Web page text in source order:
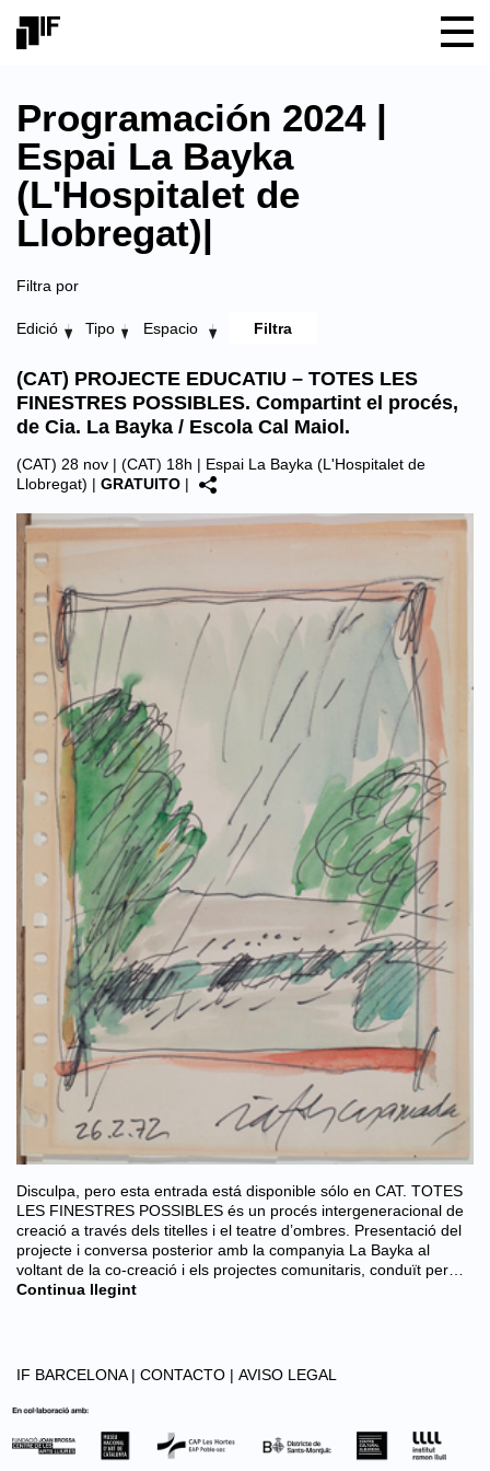
Programación 2024 |
Espai La Bayka
(L'Hospitalet de
Llobregat)|
Filtra por
Edició Tipo Espacio
(CAT) PROJECTE EDUCATIU – TOTES LES
FINESTRES POSSIBLES. Compartint el procés,
de Cia. La Bayka / Escola Cal Maiol.
(CAT) 28 nov | (CAT) 18h | Espai La Bayka (L'Hospitalet de
Llobregat) | GRATUITO |
Disculpa, pero esta entrada está disponible sólo en CAT. TOTES
LES FINESTRES POSSIBLES és un procés intergeneracional de
creació a través dels titelles i el teatre d’ombres. Presentació del
projecte i conversa posterior amb la companyia La Bayka al
voltant de la co-creació i els projectes comunitaris, conduït per…
Continua llegint
IF BARCELONA | CONTACTO | AVISO LEGAL